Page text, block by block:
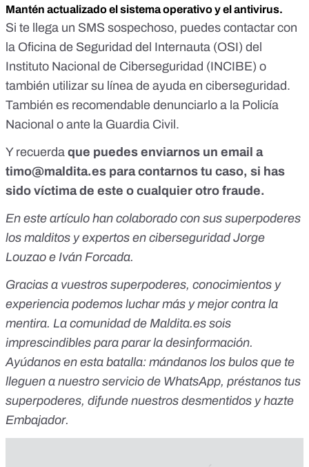
Mantén actualizado el sistema operativo y el antivirus.
Si te llega un SMS sospechoso, puedes contactar con
la Oficina de Seguridad del Internauta (OSI) del
Instituto Nacional de Ciberseguridad (INCIBE) o
también utilizar su línea de ayuda en ciberseguridad.
También es recomendable denunciarlo a la Policía
Nacional o ante la Guardia Civil.
Y recuerda que puedes enviarnos un email a
timo@maldita.es para contarnos tu caso, si has
sido víctima de este o cualquier otro fraude.
En este artículo han colaborado con sus superpoderes
los malditos y expertos en ciberseguridad Jorge
Louzao e Iván Forcada.
Gracias a vuestros superpoderes, conocimientos y
experiencia podemos luchar más y mejor contra la
mentira. La comunidad de Maldita.es sois
imprescindibles para parar la desinformación.
Ayúdanos en esta batalla: mándanos los bulos que te
lleguen a nuestro servicio de WhatsApp, préstanos tus
superpoderes, difunde nuestros desmentidos yhazte
Embajador.